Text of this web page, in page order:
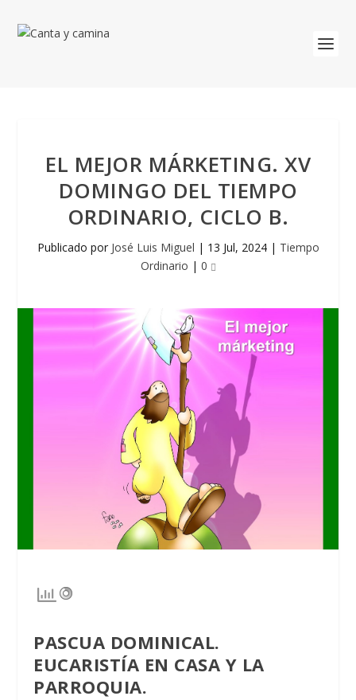
EL MEJOR MÁRKETING. XV
DOMINGO DEL TIEMPO
ORDINARIO, CICLO B.
Publicado por José Luis Miguel | 13 Jul, 2024| Tiempo
Ordinario | 0
PASCUA DOMINICAL.
EUCARISTÍA EN CASA Y LA
PARROQUIA.